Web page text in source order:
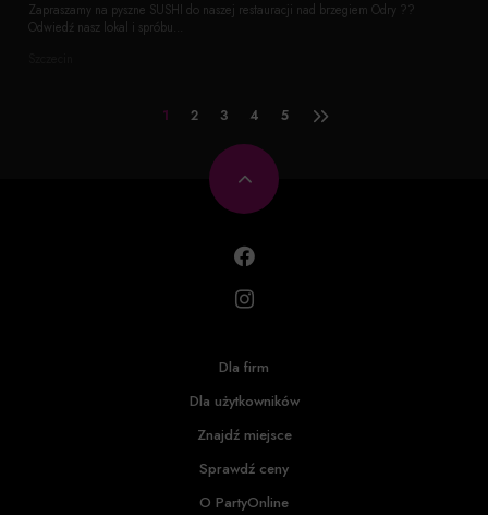
Zapraszamy na pyszne SUSHI do naszej restauracji nad brzegiem Odry ??
Odwiedź nasz lokal i spróbu...
1 2 3 4 5
Dla firm
Dla użytkowników
Znajdź miejsce
Sprawdź ceny
O PartyOnline